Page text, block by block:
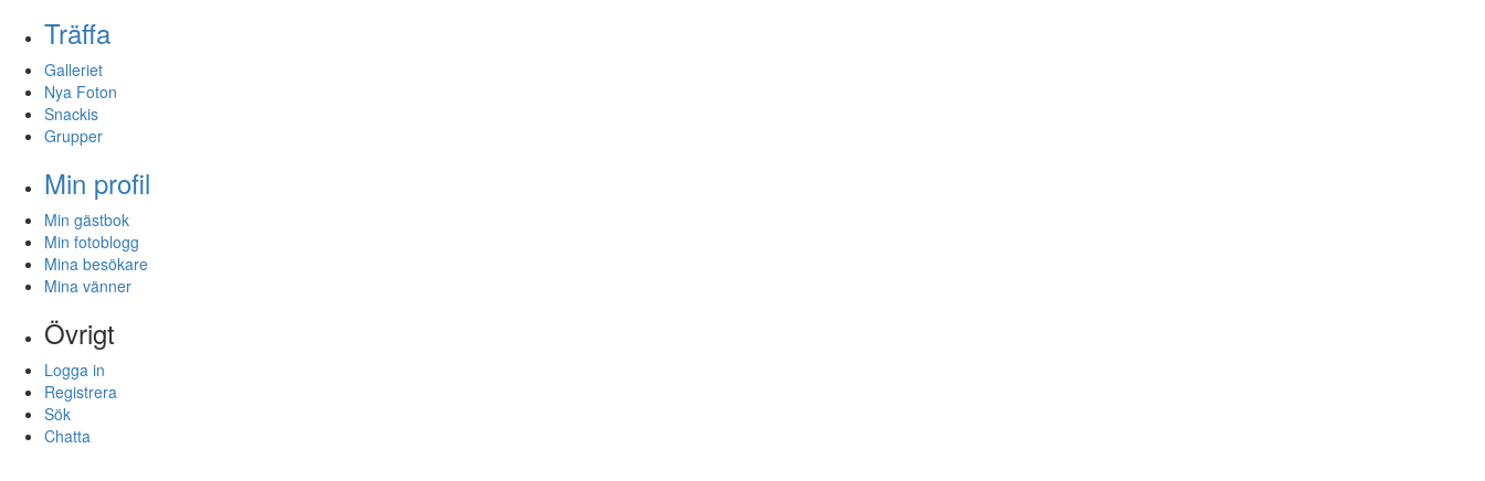
Träffa
Galleriet
Nya Foton
Snackis
Grupper
Min profil
Min gästbok
Min fotoblogg
Mina besökare
Mina vänner
Övrigt
Logga in
Registrera
Sök
Chatta